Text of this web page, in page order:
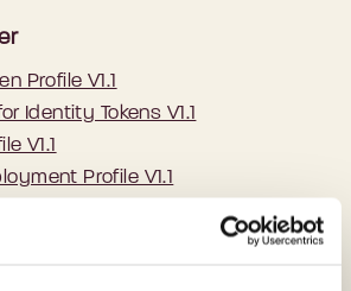
Profile V1.1
Identity Tokens V1.1
V1.1
Profile V1.1